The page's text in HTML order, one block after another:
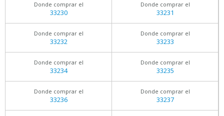
Donde comprar el
33230
Donde comprar el
33231
Donde comprar el
33232
Donde comprar el
33233
Donde comprar el
33234
Donde comprar el
33235
Donde comprar el
33236
Donde comprar el
33237